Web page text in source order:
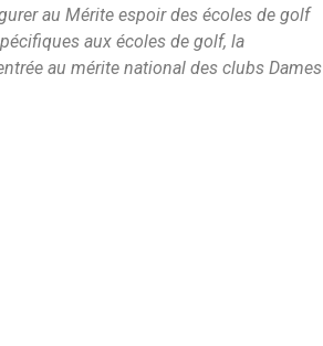
au Mérite espoir des écoles de golf
aux écoles de golf, la
au mérite national des clubs Dames